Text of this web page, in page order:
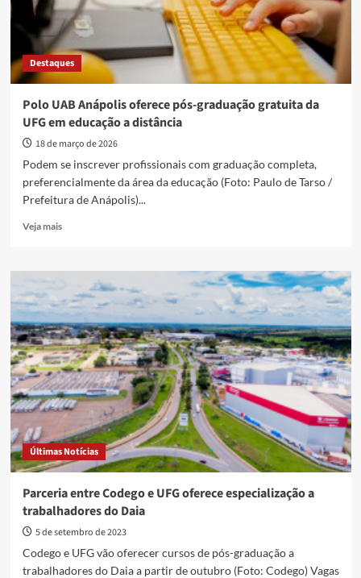
Destaques
Polo UAB Anápolis oferece pós-graduação gratuita da
UFG em educação a distância
18 de março de 2026
Podem se inscrever profissionais com graduação completa,
preferencialmente da área da educação (Foto: Paulo de Tarso /
Prefeitura de Anápolis)...
Veja maisRead
Polo
Anápolis
oferece
pós-
graduação
gratuita
da
UFG
em
educação
a
distância
Últimas Notícias
Parceria entre Codego e UFG oferece especialização a
trabalhadores do Daia
5 de setembro de 2023
Codego e UFG vão oferecer cursos de pós-graduação a
trabalhadores do Daia a partir de outubro (Foto: Codego) Vagas